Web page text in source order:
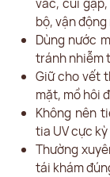
bộ, vận
Dùng nước
tránh nhiễm
Giữ cho vết
mặt, mồ hôi
Không nên
tia UV cực
Thường
tái khám